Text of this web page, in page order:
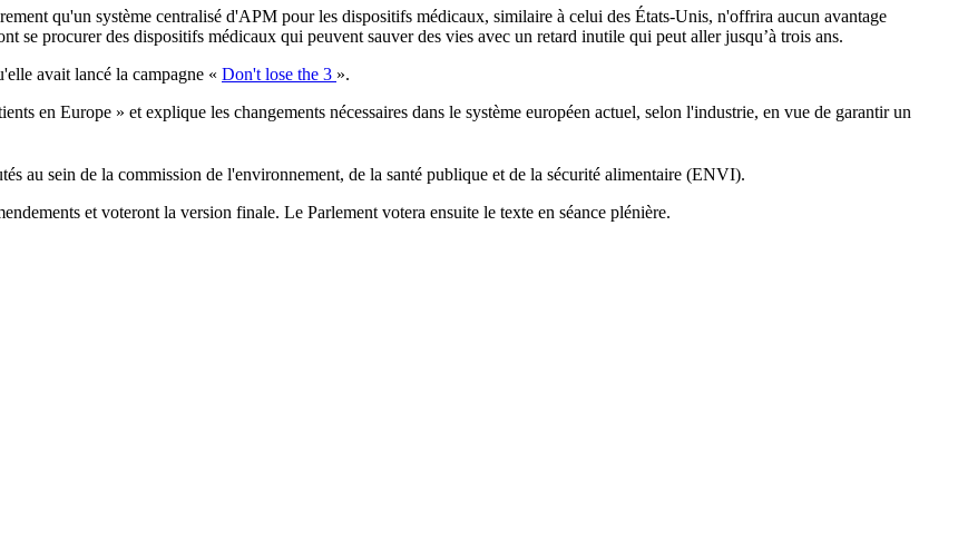
qu'un système centralisé d'APM pour les dispositifs médicaux, similaire à celui des États-Unis, n'offrira aucun avantage
se procurer des dispositifs médicaux qui peuvent sauver des vies avec un retard inutile qui peut aller jusqu’à trois ans.
avait lancé la campagne « Don't lose the 3 ».
en Europe » et explique les changements nécessaires dans le système européen actuel, selon l'industrie, en vue de garantir un
au sein de la commission de l'environnement, de la santé publique et de la sécurité alimentaire (ENVI).
et voteront la version finale. Le Parlement votera ensuite le texte en séance plénière.